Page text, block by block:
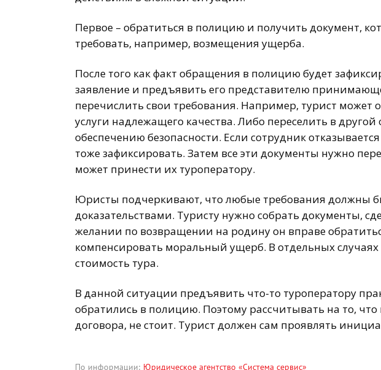
Первое – обратиться в полицию и получить документ,
требовать, например, возмещения ущерба.
После того как факт обращения в полицию будет
заявление и предъявить его представителю
перечислить свои требования. Например, турист может
услуги надлежащего качества. Либо переселить в
обеспечению безопасности. Если сотрудник
тоже зафиксировать. Затем все эти документы нужно
может принести их туроператору.
Юристы подчеркивают, что любые требования должны
доказательствами. Туристу нужно собрать документы,
желании по возвращении на родину он вправе
компенсировать моральный ущерб. В отдельных
стоимость тура.
В данной ситуации предъявить что-то туроператору
обратились в полицию. Поэтому рассчитывать на то,
договора, не стоит. Турист должен сам проявлять
По информации: Юридическое агентство «Система сервис»